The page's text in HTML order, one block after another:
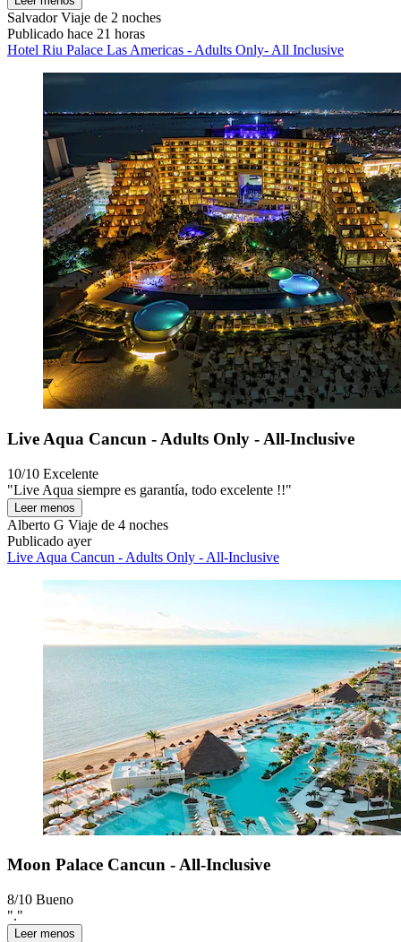
SalvadorViaje de 2 noches
Publicado hace 21 horas
Hotel Riu Palace Las Americas - Adults Only- All Inclusive
Live Aqua Cancun - Adults Only - All-Inclusive
10/10 Excelente
"Live Aqua siempre es garantía, todo excelente !!"
Leer menos
Alberto G Viaje de 4 noches
Publicado ayer
Live Aqua Cancun - Adults Only - All-Inclusive
Moon Palace Cancun - All-Inclusive
8/10 Bueno
"."
Leer menos